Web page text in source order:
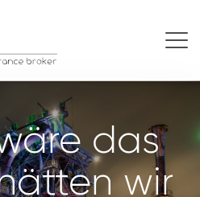
das
wir